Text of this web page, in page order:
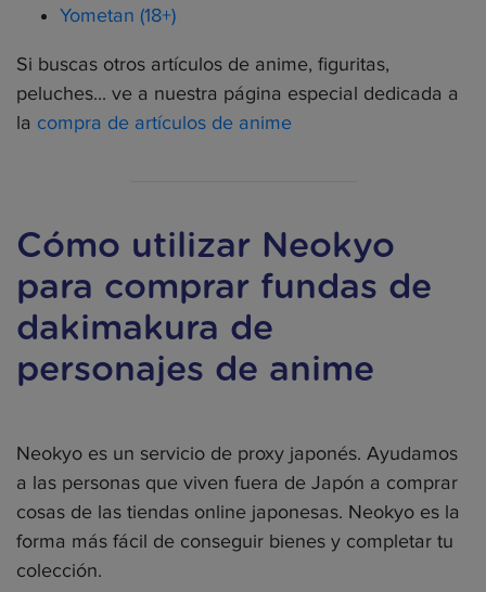
Yometan (18+)
Si buscas otros artículos de anime, figuritas,
peluches... ve a nuestra página especial dedicada a
la compra de artículos de anime
Cómo utilizar Neokyo
para comprar fundas de
dakimakura de
personajes de anime
Neokyo es un servicio de proxy japonés. Ayudamos
a las personas que viven fuera de Japón a comprar
cosas de las tiendas online japonesas. Neokyo es la
forma más fácil de conseguir bienes y completar tu
colección.